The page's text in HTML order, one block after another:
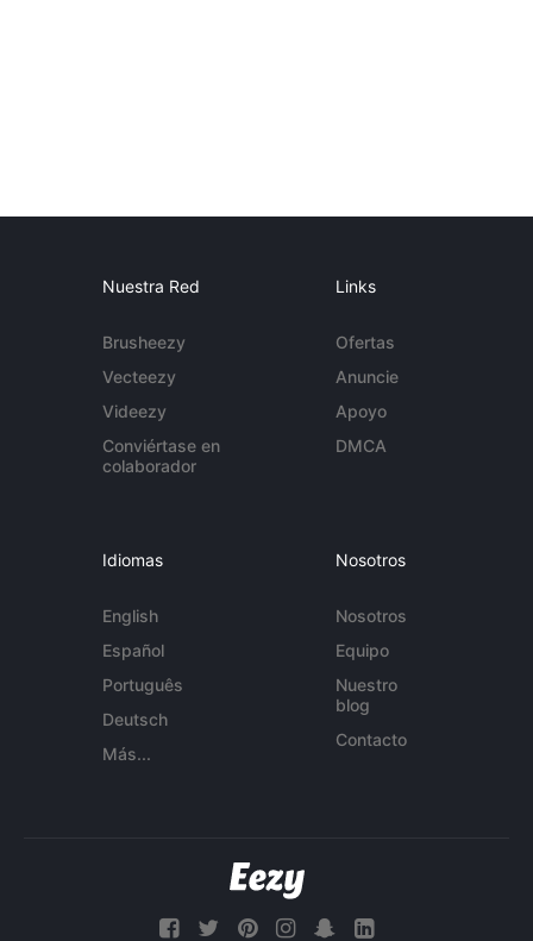
Nuestra Red
Brusheezy
Vecteezy
Videezy
Conviértase en
colaborador
Links
Ofertas
Anuncie
Apoyo
DMCA
Idiomas
English
Español
Português
Deutsch
Más...
Nosotros
Nosotros
Equipo
Nuestro
blog
Contacto